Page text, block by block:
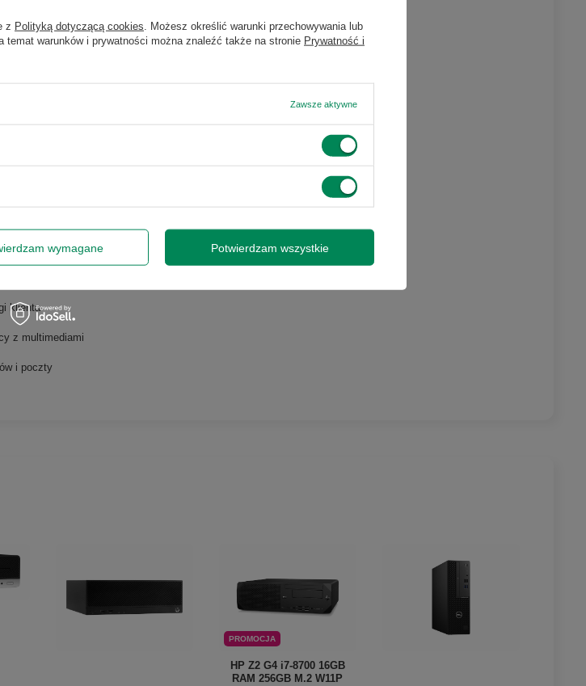
i prezentacji
klienta
z multimediami
i poczty
PROMOCJA
HP Z2 G4 i7-8700 16GB
RAM 256GB M.2 W11P
z Polityką dotyczącą cookies . Możesz określić warunki przechowywania lub
warunków i prywatności można znaleźć także na stronie Prywatność i
Zawsze aktywne
wymagane Potwierdzam wszystkie